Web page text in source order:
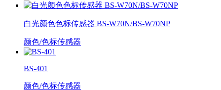
白光颜色色标传感器 BS-W70N/BS-W70NP
颜色/色标传感器
BS-401
颜色/色标传感器